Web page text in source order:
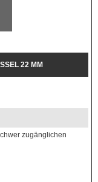
22 MM
zugänglichen